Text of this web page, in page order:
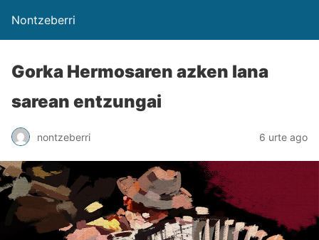
Nontzeberri
Gorka Hermosaren azken lana
sarean entzungai
nontzeberri 6 urte ago